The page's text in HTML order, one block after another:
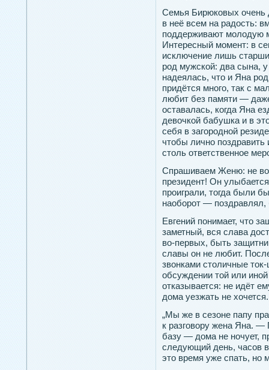
Семья Бирюковых очень
в неё всем на радость:
поддерживают молодую
Интересный момент: в
исключение лишь
род мужской: два сына,
надеялась, что и Яна
придётся много, так с
любит без памяти —
оставалась, когда Яна
девочкой бабушка и в
себя в загородной
чтобы лично
столь ответственное
Спрашиваем Женю: не
президент! Он
проиграли, тогда были
наоборот — поздравлял,
Евгений понимает, что
заметный, вся слава
во-первых, быть
славы он не любит.
звонками столичные
обсуждении той или
отказывается: не идёт
дома уезжать не
„Мы же в сезоне папу
к разговору жена Яна. —
базу — дома не ночует,
следующий день, часов
это время уже спать, но